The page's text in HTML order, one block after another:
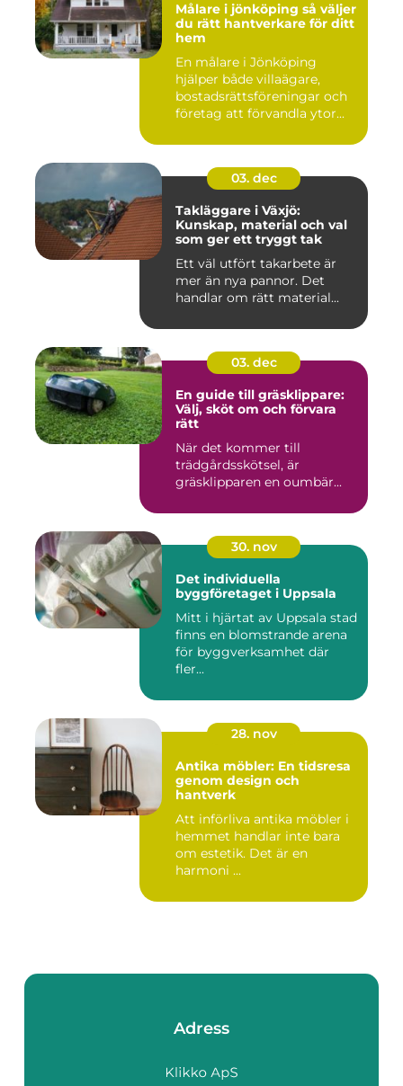
Målare i jönköping så väljer
du rätt hantverkare för ditt
hem
En målare i Jönköping
hjälper både villaägare,
bostadsrättsföreningar och
företag att förvandla ytor...
03. dec
Takläggare i Växjö:
Kunskap, material och val
som ger ett tryggt tak
Ett väl utfört takarbete är
mer än nya pannor. Det
handlar om rätt material...
03. dec
En guide till gräsklippare:
Välj, sköt om och förvara
rätt
När det kommer till
trädgårdsskötsel, är
gräsklipparen en oumbär...
30. nov
Det individuella
byggföretaget i Uppsala
Mitt i hjärtat av Uppsala stad
finns en blomstrande arena
för byggverksamhet där
fler...
28. nov
Antika möbler: En tidsresa
genom design och
hantverk
Att införliva antika möbler i
hemmet handlar inte bara
om estetik. Det är en
harmoni ...
Adress